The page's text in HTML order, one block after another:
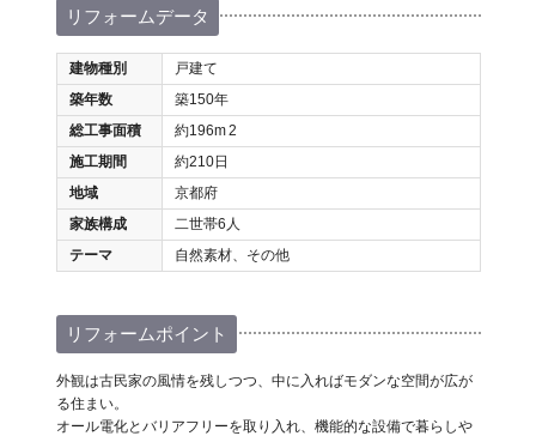
リフォームデータ
建物種別
戸建て
築年数
築150年
総工事面積
約196m2
施工期間
約210日
地域
京都府
家族構成
二世帯6人
テーマ
自然素材、その他
リフォームポイント
外観は古民家の風情を残しつつ、中に入ればモダンな空間が広が
る住まい。
オール電化とバリアフリーを取り入れ、機能的な設備で暮らしや